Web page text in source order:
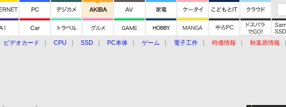
ビデオカード CPU SSD PC本体 ゲーム 電子工作 特価情報 秋葉原情報